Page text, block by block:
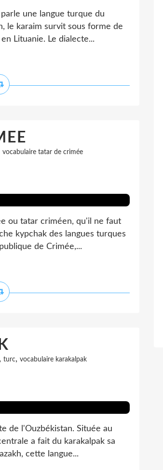
une langue turque du
le karaim survit sous forme de
Lituanie. Le dialecte...
vocabulaire tatar de crimée
tatar criméen, qu'il ne faut
kypchak des langues turques
de Crimée,...
, turc, vocabulaire karakalpak
de l'Ouzbékistan. Située au
a fait du karakalpak sa
cette langue...